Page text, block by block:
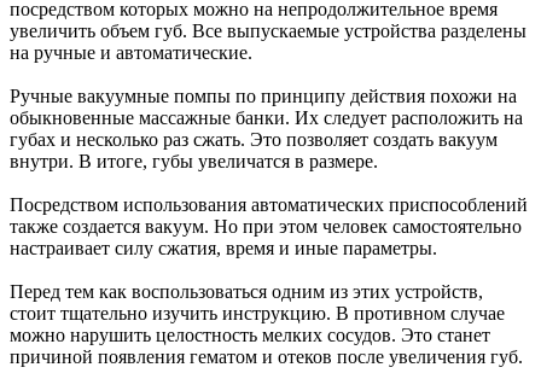
посредством которых можно на непродолжительное время
увеличить объем губ. Все выпускаемые устройства разделены
на ручные и автоматические.
Ручные вакуумные помпы по принципу действия похожи на
обыкновенные массажные банки. Их следует расположить на
губах и несколько раз сжать. Это позволяет создать вакуум
внутри. В итоге, губы увеличатся в размере.
Посредством использования автоматических приспособлений
также создается вакуум. Но при этом человек самостоятельно
настраивает силу сжатия, время и иные параметры.
Перед тем как воспользоваться одним из этих устройств,
стоит тщательно изучить инструкцию. В противном случае
можно нарушить целостность мелких сосудов. Это станет
причиной появления гематом и отеков после увеличения губ.